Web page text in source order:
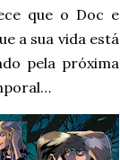
que o Doc e
a sua vida está
pela próxima